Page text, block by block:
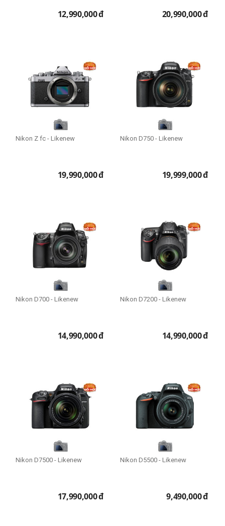
Mức zoom
83x
Cấp độ chuyên nghiệp
Người mới chơi
12,990,000đ 20,990,000đ
Nikon Z fc - Likenew
19,990,000đ
Nikon D750 - Likenew
19,999,000đ
Nikon D700 - Likenew
14,990,000đ
Nikon D7200 - Likenew
14,990,000đ
Nikon D7500 - Likenew
17,990,000đ
Nikon D5500 - Likenew
9,490,000đ